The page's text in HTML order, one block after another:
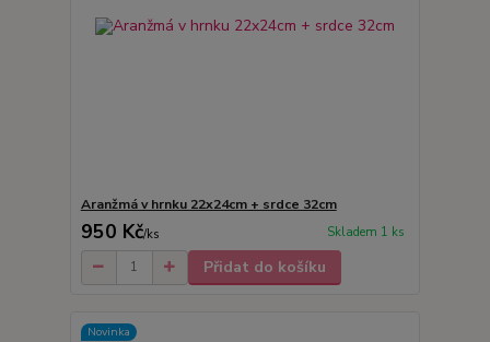
Aranžmá v hrnku 22x24cm + srdce 32cm
950 Kč/ks Skladem 1 ks
Přidat do košíku
Novinka